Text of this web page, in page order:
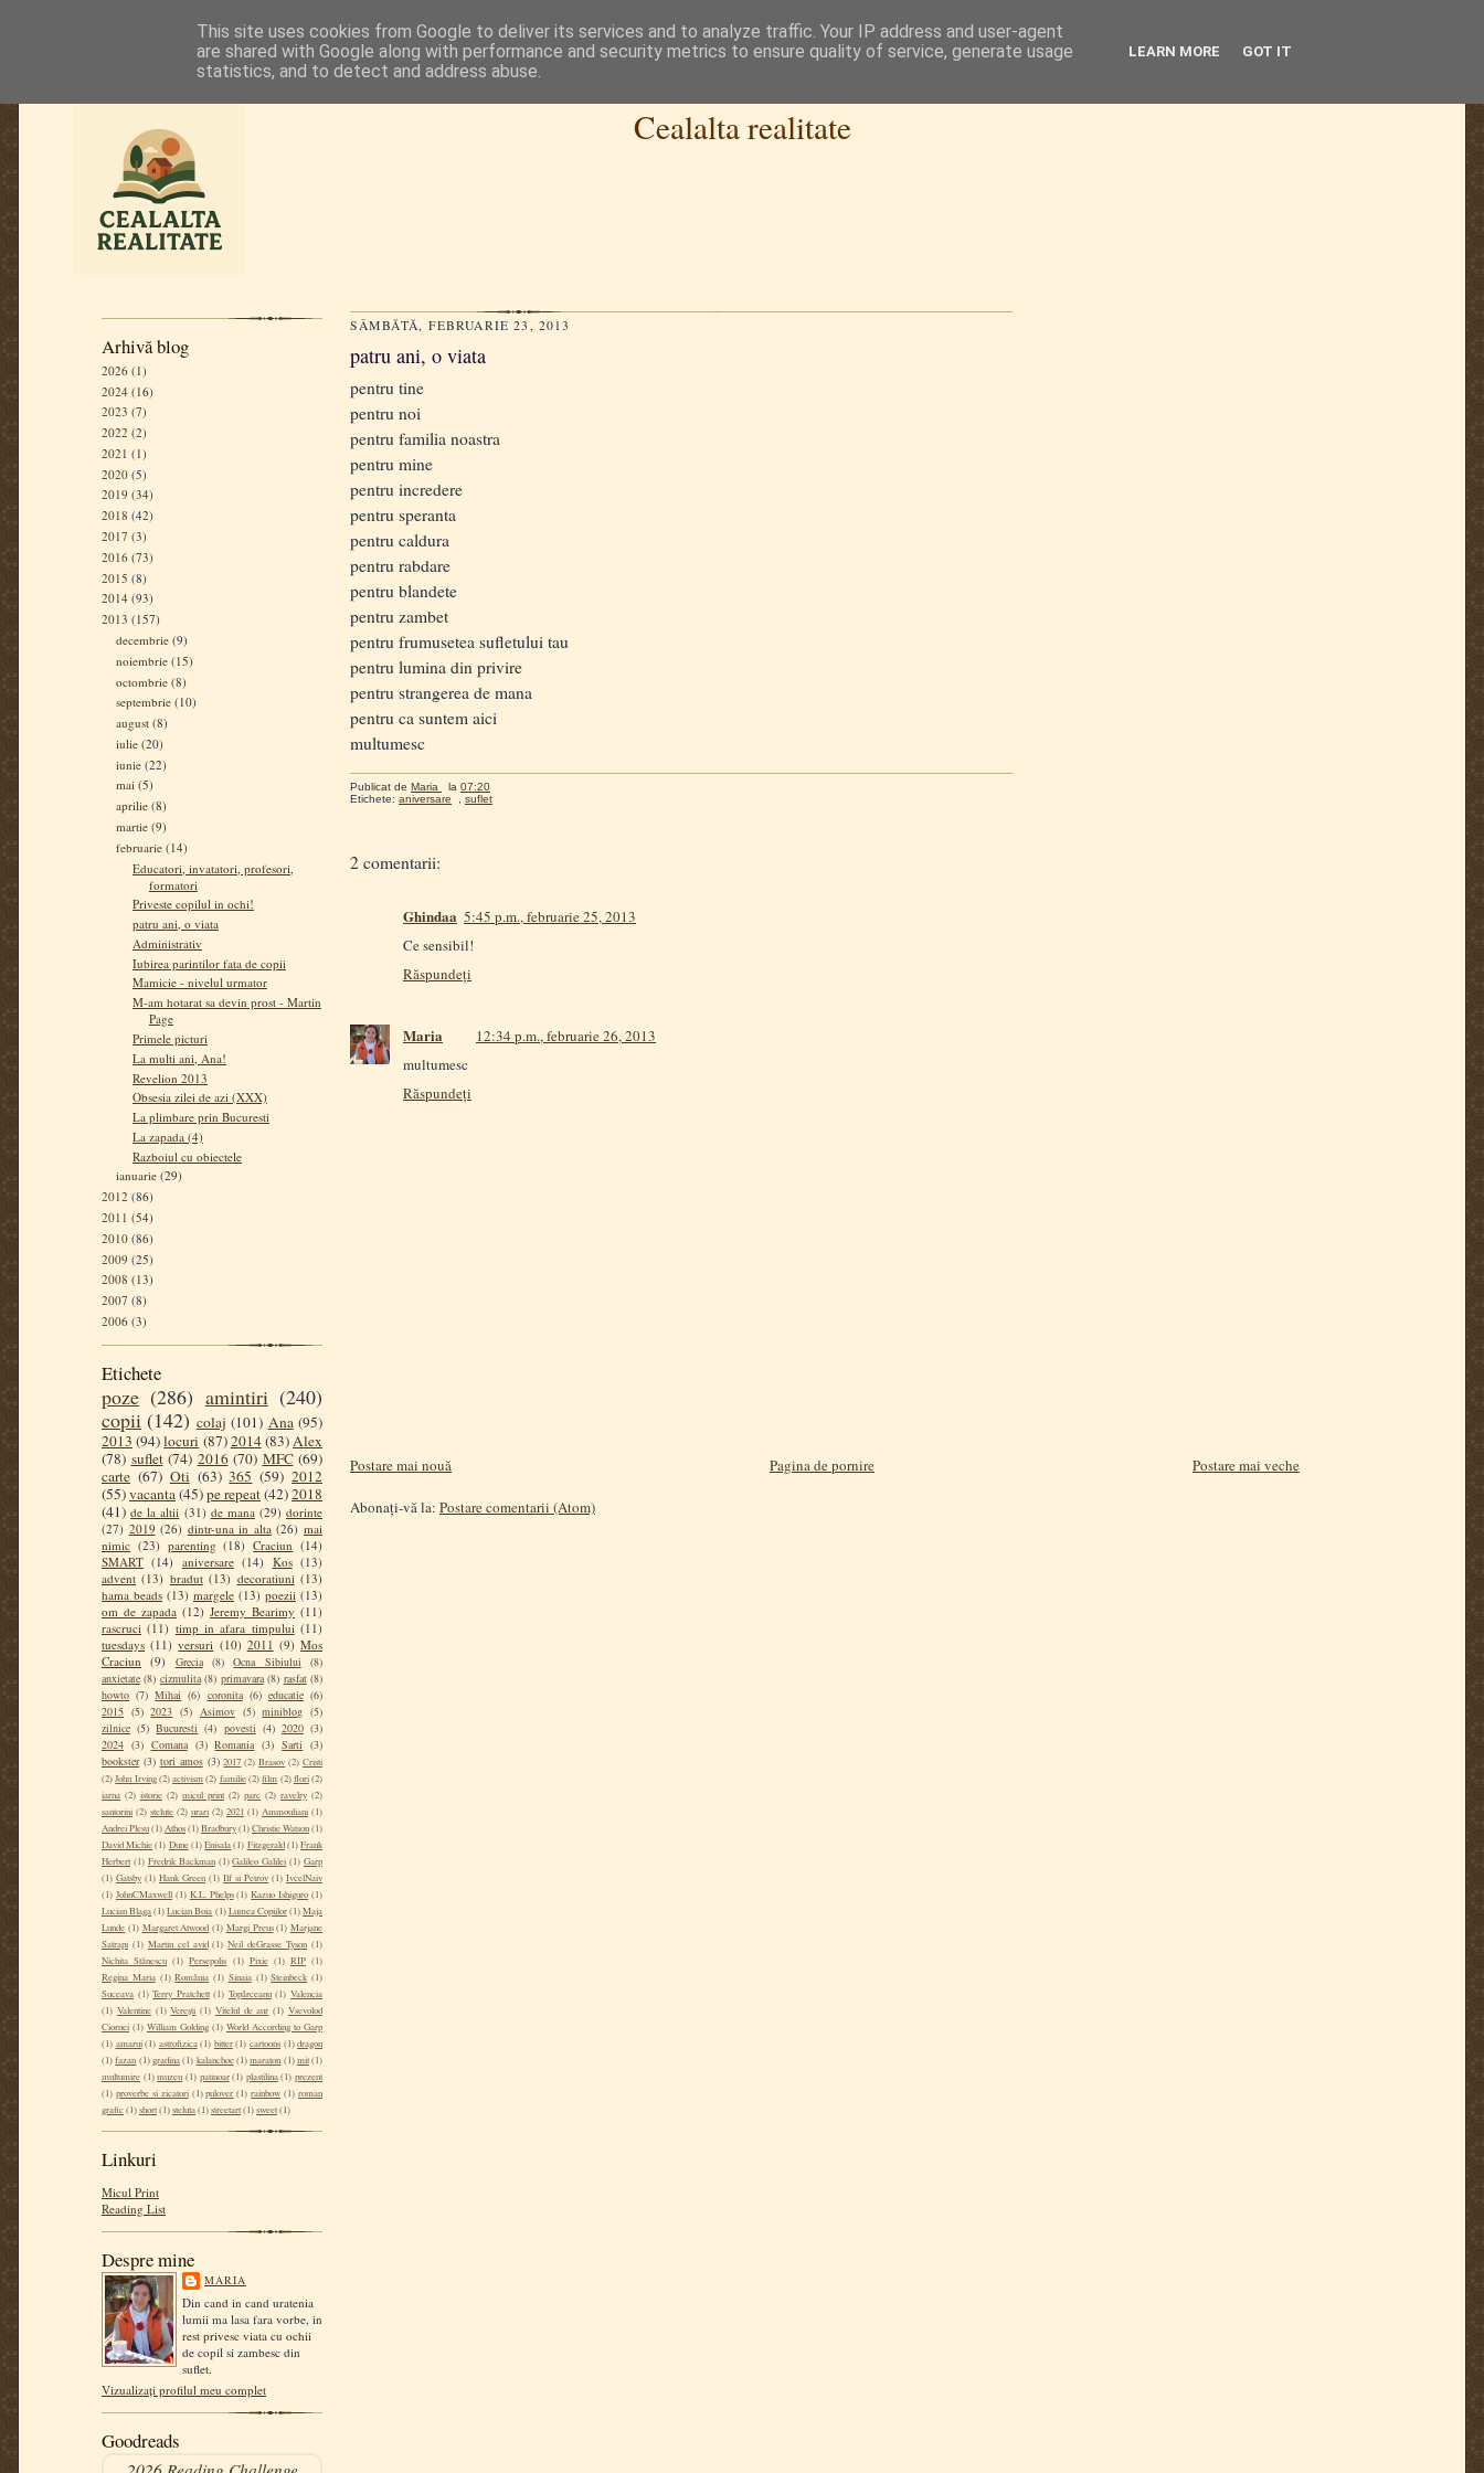
Cealalta realitate
Arhivă blog
2026 (1)
2024 (16)
2023 (7)
2022 (2)
2021 (1)
2020 (5)
2019 (34)
2018 (42)
2017 (3)
2016 (73)
2015 (8)
2014 (93)
2013 (157)
decembrie (9)
noiembrie (15)
octombrie (8)
septembrie (10)
august (8)
iulie (20)
iunie (22)
mai (5)
aprilie (8)
martie (9)
februarie (14)
Educatori, invatatori, profesori,
formatori
Priveste copilul in ochi!
patru ani, o viata
Administrativ
Iubirea parintilor fata de copii
Mamicie - nivelul urmator
M-am hotarat sa devin prost - Martin
Page
Primele picturi
La multi ani, Ana!
Revelion 2013
Obsesia zilei de azi (XXX)
La plimbare prin Bucuresti
La zapada (4)
Razboiul cu obiectele
ianuarie (29)
2012 (86)
2011 (54)
2010 (86)
2009 (25)
2008 (13)
2007 (8)
2006 (3)
Etichete
poze (286) amintiri (240)
copii (142) colaj (101) Ana (95)
2013 (94)locuri (87)2014(83)Alex
(78) suflet (74) 2016 (70) MFC (69)
carte (67) Oti (63) 365 (59) 2012
(55)vacanta(45)pe repeat(42)2018
(41) de la altii (31) de mana (29) dorinte
(27) 2019 (26) dintr-una in alta (26) mai
nimic (23) parenting (18) Craciun (14)
SMART (14) aniversare (14) Kos (13)
advent (13) bradut (13) decoratiuni (13)
hama beads (13) margele (13) poezii (13)
om de zapada (12) Jeremy Bearimy (11)
rascruci (11) timp in afara timpului (11)
tuesdays (11) versuri (10) 2011 (9) Mos
Craciun
(9) Grecia (8) Ocna Sibiului
(8)
anxietate (8) cizmulita (8) primavara (8) rasfat (8)
howto (7) Mihai (6) coronita (6) educatie (6)
2015 (5) 2023 (5) Asimov (5) miniblog (5)
zilnice (5) Bucuresti (4) povesti (4) 2020 (3)
2024 (3) Comana (3) Romania (3) Sarti (3)
bookster (3) tori amos (3) 2017 (2) Brasov (2) Cristi
(2)John Irving (2)activism (2) familie(2)film (2) flori(2)
iarna (2) istorie (2) micul print (2) parc (2) ravelry (2)
santorini (2) stelute (2) urari (2) 2021 (1) Ammouliani (1)
Andrei Plesu(1)Athos(1)Bradbury(1)Christie Watson(1)
David Michie (1) Dune(1)Enisala (1) Fitzgerald(1)Frank
Herbert (1) Fredrik Backman (1) Galileo Galilei (1) Garp
(1) Gatsby (1) Hank Green (1) Ilf si Petrov (1) IvcelNaiv
(1) JohnCMaxwell (1) K.L. Phelps (1) Kazuo Ishiguro (1)
Lucian Blaga(1)Lucian Boia (1)Lumea Copiilor(1)Maja
Lunde (1) Margaret Atwood (1) Margi Preus (1) Marjane
Satrapi (1) Martin cel avid (1) Neil deGrasse Tyson (1)
Nichita Stănescu (1) Persepolis (1) Pixie (1) RIP (1)
Regina Maria (1) România (1) Sinaia (1) Steinbeck (1)
Suceava (1) Terry Pratchett (1) Topârceanu (1) Valencia
(1) Valentine (1) Verești (1) Vitelul de aur (1) Vsevolod
Ciornei (1) William Golding (1) World According to Garp
(1) amarui (1) astrofizica (1) bitter (1) cartoons (1) dragon
(1)fazan (1)gradina(1) kalanchoe (1)maraton (1) mit(1)
multumire (1) muzeu (1) patinoar (1) plastilina (1) prezent
(1) proverbe si zicatori (1) pulover (1) rainbow (1) roman
grafic(1)short(1)steluta(1)streetart(1)sweet(1)
Linkuri
Micul Print
Reading List
Despre mine
MARIA
Din cand in cand uratenia
lumii ma lasa fara vorbe, in
rest privesc viata cu ochii
de copil si zambesc din
suflet.
Vizualizați profilul meu complet
Goodreads
SÂMBĂTĂ, FEBRUARIE 23, 2013
patru ani, o viata
pentru tine
pentru noi
pentru familia noastra
pentru mine
pentru incredere
pentru speranta
pentru caldura
pentru rabdare
pentru blandete
pentru zambet
pentru frumusetea sufletului tau
pentru lumina din privire
pentru strangerea de mana
pentru ca suntem aici
multumesc
Publicat de Maria la 07:20
Etichete: aniversare , suflet
2 comentarii:
Ghindaa 5:45 p.m., februarie 25, 2013
Ce sensibil!
Răspundeți
Maria
12:34 p.m., februarie 26, 2013
multumesc
Răspundeți
Postare mai nouă Postare mai veche
Pagina de pornire
Abonați-vă la: Postare comentarii (Atom)
This site uses cookies from Google to deliver its services and to analyze traffic. Your IP address and user-agent
are shared with Google along with performance and security metrics to ensure quality of service, generate usage
statistics, and to detect and address abuse.
LEARN MORE GOT IT